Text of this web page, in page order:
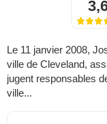
Le 11 janvier 2008,
ville de Cleveland,
jugent responsables
ville...